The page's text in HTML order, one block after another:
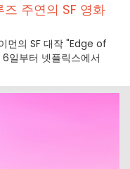
주연의 SF 영화
먼의 SF 대작 "Edge of
일부터 넷플릭스에서